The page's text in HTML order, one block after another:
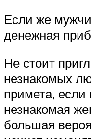
Если же
денежная
Не стоит
незнакомых
примета, если
незнакомая
большая